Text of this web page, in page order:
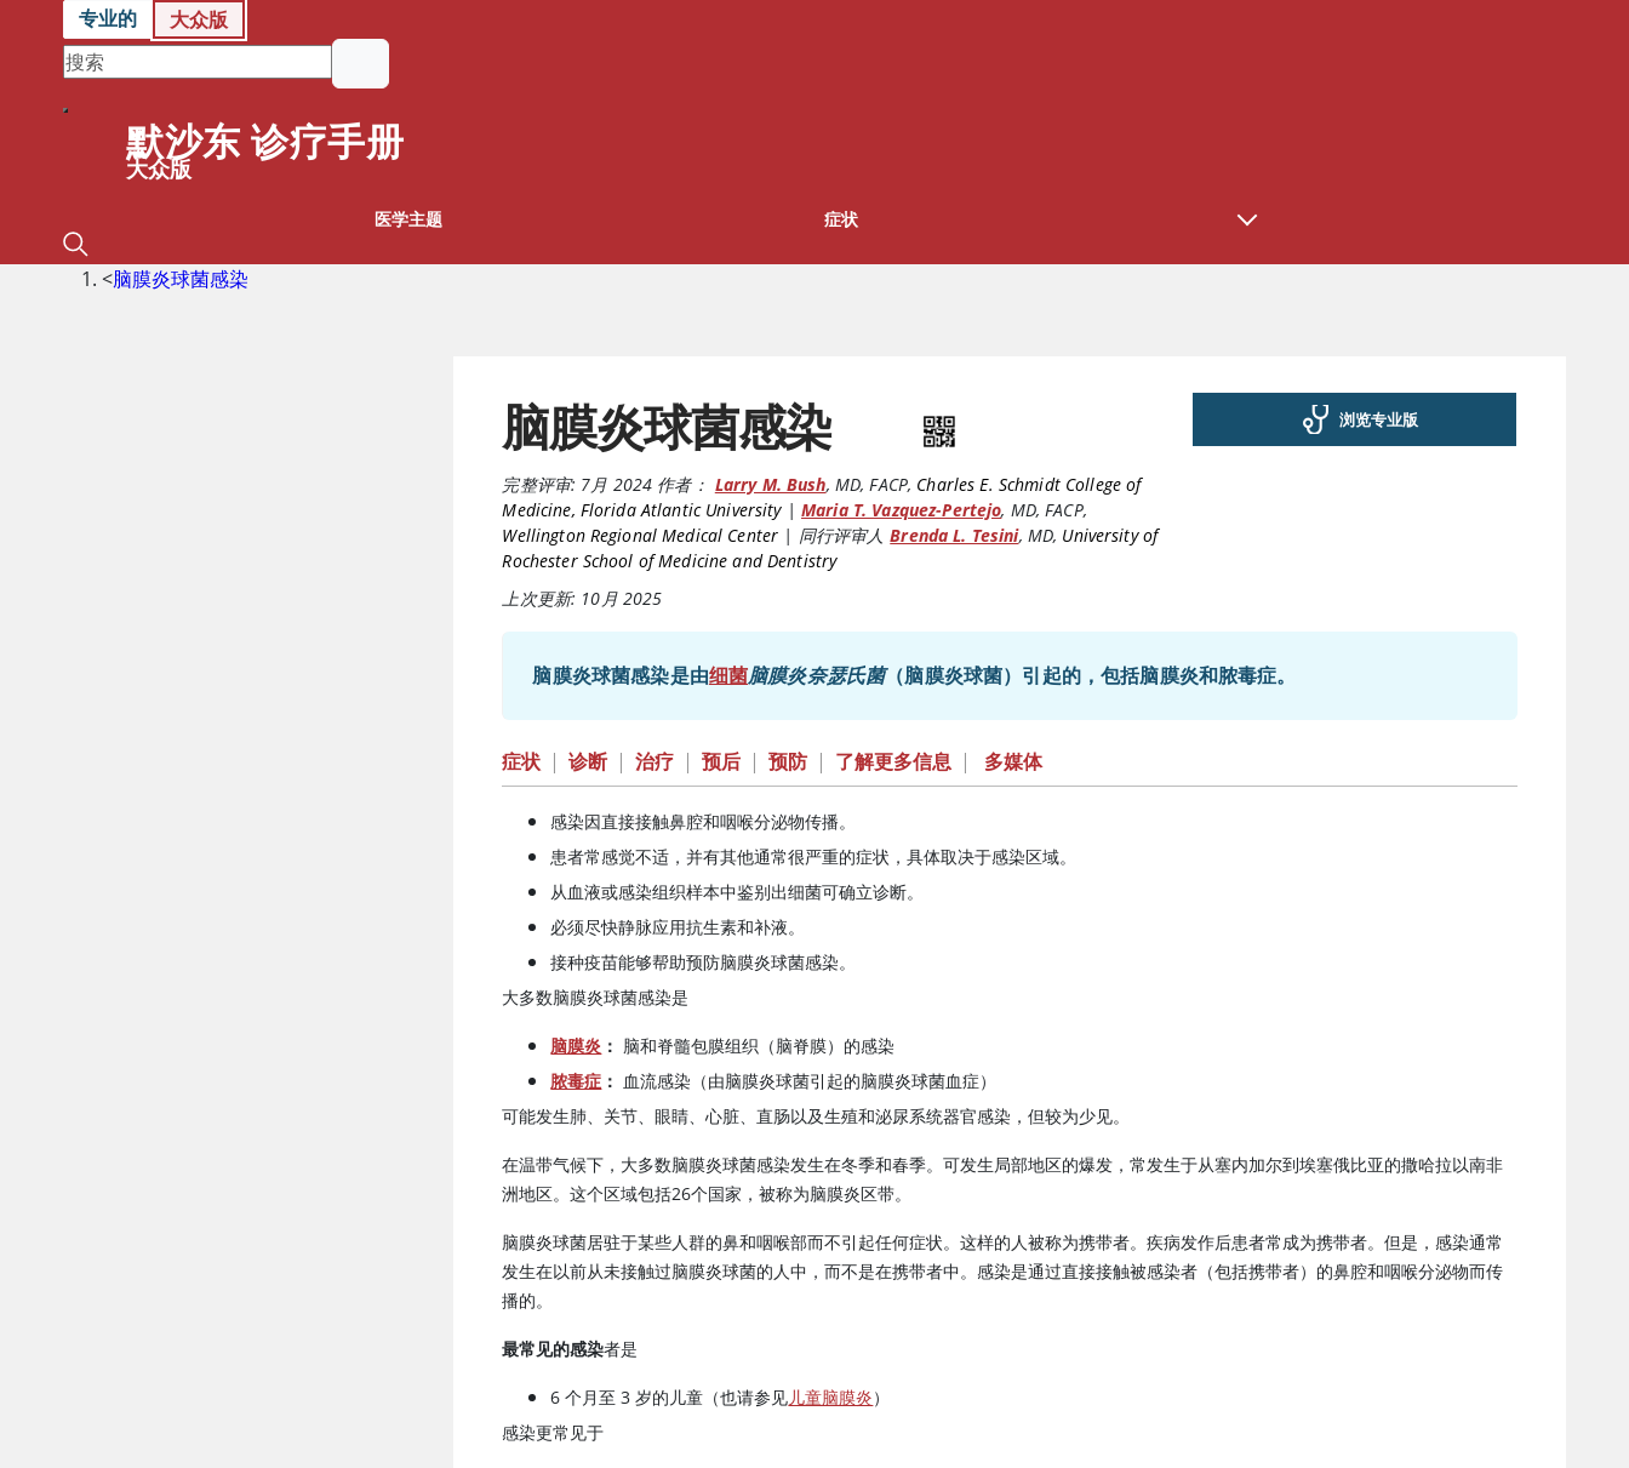
专业的 大众版
默沙东 诊疗手册
大众版
医学主题 症状
<脑膜炎球菌感染
脑膜炎球菌感染
完整评审: 7月 2024 作者： Larry M. Bush, MD, FACP, Charles E. Schmidt College of
Medicine, Florida Atlantic University| Maria T. Vazquez-Pertejo, MD, FACP,
Wellington Regional Medical Center | 同行评审人 Brenda L. Tesini, MD, University of
Rochester School of Medicine and Dentistry
上次更新: 10月 2025
浏览专业版
脑膜炎球菌感染是由细菌脑膜炎奈瑟氏菌（脑膜炎球菌）引起的，包括脑膜炎和脓毒症。
症状 | 诊断 | 治疗 | 预后 | 预防 | 了解更多信息 | 多媒体
感染因直接接触鼻腔和咽喉分泌物传播。
患者常感觉不适，并有其他通常很严重的症状，具体取决于感染区域。
从血液或感染组织样本中鉴别出细菌可确立诊断。
必须尽快静脉应用抗生素和补液。
接种疫苗能够帮助预防脑膜炎球菌感染。
大多数脑膜炎球菌感染是
脑膜炎 ： 脑和脊髓包膜组织（脑脊膜）的感染
脓毒症 ： 血流感染（由脑膜炎球菌引起的脑膜炎球菌血症）
可能发生肺、关节、眼睛、心脏、直肠以及生殖和泌尿系统器官感染，但较为少见。
在温带气候下，大多数脑膜炎球菌感染发生在冬季和春季。可发生局部地区的爆发，常发生于从塞内加尔到埃塞俄比亚的撒哈拉以南非
洲地区。这个区域包括26个国家，被称为脑膜炎区带。
脑膜炎球菌居驻于某些人群的鼻和咽喉部而不引起任何症状。这样的人被称为携带者。疾病发作后患者常成为携带者。但是，感染通常
发生在以前从未接触过脑膜炎球菌的人中，而不是在携带者中。感染是通过直接接触被感染者（包括携带者）的鼻腔和咽喉分泌物而传
播的。
最常见的感染者是
6 个月至 3 岁的儿童（也请参见儿童脑膜炎）
感染更常见于